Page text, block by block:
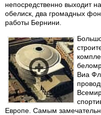
непосредственно выходит
обелиск, два громадных
работы Бернини.
Виа
Европе. Самым